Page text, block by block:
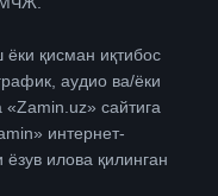
қисман иқтибос
аудио ва/ёки
сайтига
интернет-
илова қилинган